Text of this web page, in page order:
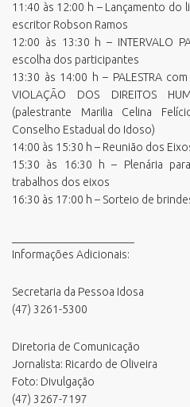
11:40 às 12:00 h – Lançamento do
escritor Robson Ramos
12:00 às 13:30 h – INTERVALO
escolha dos participantes
13:30 às 14:00 h – PALESTRA
VIOLAÇÃO DOS DIREITOS
(palestrante Marilia Celina
Conselho Estadual do Idoso)
14:00 às 15:30 h – Reunião dos
15:30 às 16:30 h – Plenária
trabalhos dos eixos
16:30 às 17:00 h – Sorteio de
Informações Adicionais:
Secretaria da Pessoa Idosa
(47) 3261-5300
Diretoria de Comunicação
Jornalista: Ricardo de Oliveira
Foto: Divulgação
(47) 3267-7197